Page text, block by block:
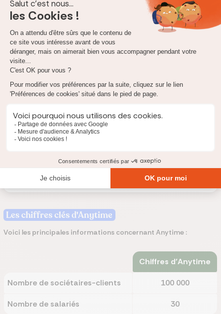
Fabrication d'une nouvelle carte
bancaire
Quel est notre avis sur les tarifs de ?
Voici ce que vous devez retenir des tarifs pratiqués par et des
différentes conditions et frais pratiqués selon nos experts.
Les plus :
Les moins :
Les chiffres clés d'Anytime
Voici les principales informations concernant Anytime :
Chiffres d'Anytime
Nombre de sociétaires-clients 100 000
Nombre de salariés 30